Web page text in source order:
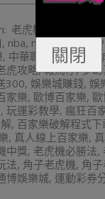
老虎機攻略
, nba, nba美國職籃
, 中華職棒 ,九州娛樂
虎攻略,報馬仔,夢
300, 娛樂城賺錢, 娛
家樂, 歐博百家樂,
, 玩運彩教學, 瘋狂百
, 百家樂破解程式下
, 真人線上百家樂,
中獎, 老虎機必勝法,
法, 角子老虎機, 角
博娛樂城, 運動彩券
關閉